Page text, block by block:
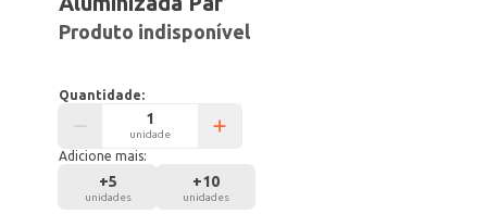
Produto indisponível
Quantidade:
unidade
Adicione mais:
+5
unidades
+10
unidades